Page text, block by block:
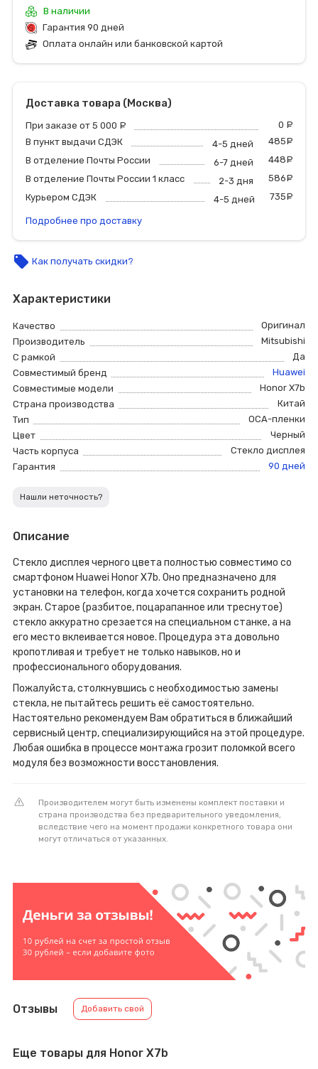
В наличии
Гарантия 90 дней
Оплата онлайн или банковской картой
Доставка товара (Москва)
При заказе от 5 000 0
В пункт выдачи СДЭК
4-5 дней 485
В отделение Почты России
6-7 дней 448
В отделение Почты России 1 класс
2-3 дня 586
Курьером СДЭК
4-5 дней 735
Подробнее про доставку
local_offer Как получать скидки?
Характеристики
Качество
Оригинал
Производитель
Mitsubishi
С рамкой
Да
Совместимый бренд
Huawei
Совместимые модели
Honor X7b
Страна производства
Китай
Тип
ОСА-пленки
Цвет
Черный
Часть корпуса
Стекло дисплея
Гарантия
90 дней
Нашли неточность?
Описание
Стекло дисплея черного цвета полностью совместимо со
смартфоном Huawei Honor X7b. Оно предназначено для
установки на телефон, когда хочется сохранить родной
экран. Старое (разбитое, поцарапанное или треснутое)
стекло аккуратно срезается на специальном станке, а на
его место вклеивается новое. Процедура эта довольно
кропотливая и требует не только навыков, но и
профессионального оборудования.
Пожалуйста, столкнувшись с необходимостью замены
стекла, не пытайтесь решить её самостоятельно.
Настоятельно рекомендуем Вам обратиться в ближайший
сервисный центр, специализирующийся на этой процедуре.
Любая ошибка в процессе монтажа грозит поломкой всего
модуля без возможности восстановления.
Производителем могут быть изменены комплект поставки и
страна производства без предварительного уведомления,
вследствие чего на момент продажи конкретного товара они
могут отличаться от указанных.
Отзывы Добавить свой
Еще товары для Honor X7b